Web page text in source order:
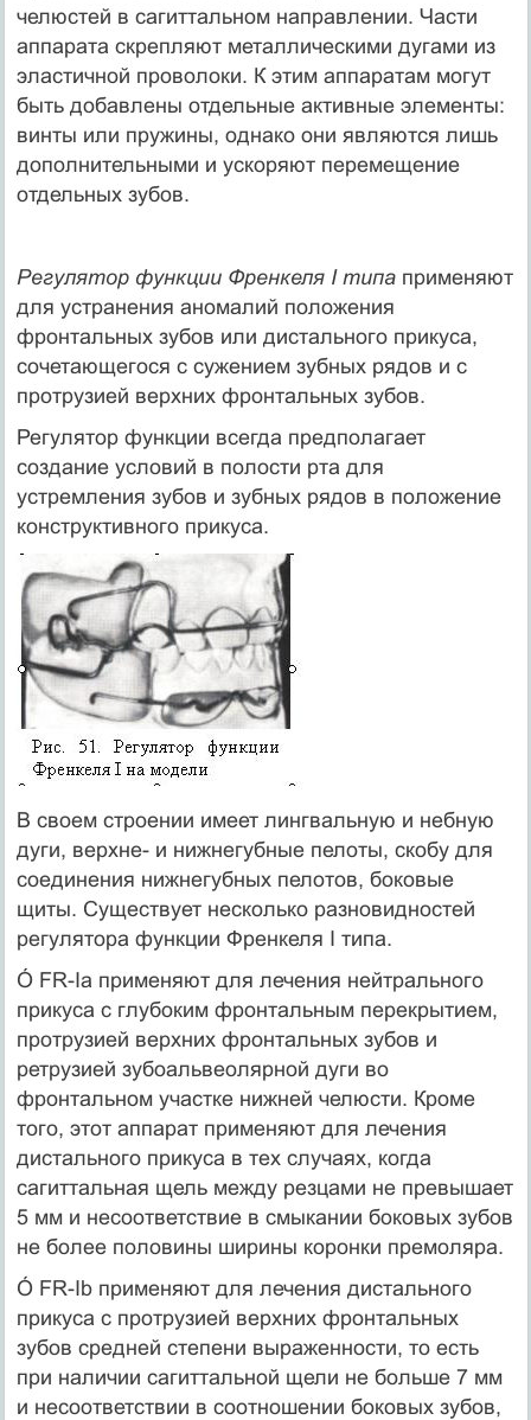
челюстей в сагиттальном направлении. Части
аппарата скрепляют металлическими дугами из
эластичной проволоки. К этим аппаратам могут
быть добавлены отдельные активные элементы:
винты или пружины, однако они являются лишь
дополнительными и ускоряют перемещение
отдельных зубов.
Регулятор функции Френкеля I типа применяют
для устранения аномалий положения
фронтальных зубов или дистального прикуса,
сочетающегося с сужением зубных рядов и с
протрузией верхних фронтальных зубов.
Регулятор функции всегда предполагает
создание условий в полости рта для
устремления зубов и зубных рядов в положение
конструктивного прикуса.
В своем строении имеет лингвальную и небную
дуги, верхне- и нижнегубные пелоты, скобу для
соединения нижнегубных пелотов, боковые
щиты. Существует несколько разновидностей
регулятора функции Френкеля I типа.
Ó FR-Ia применяют для лечения нейтрального
прикуса с глубоким фронтальным перекрытием,
протрузией верхних фронтальных зубов и
ретрузией зубоальвеолярной дуги во
фронтальном участке нижней челюсти. Кроме
того, этот аппарат применяют для лечения
дистального прикуса в тех случаях, когда
сагиттальная щель между резцами не превышает
5 мм и несоответствие в смыкании боковых зубов
не более половины ширины коронки премоляра.
Ó FR-Ib применяют для лечения дистального
прикуса с протрузией верхних фронтальных
зубов средней степени выраженности, то есть
при наличии сагиттальной щели не больше 7 мм
и несоответствии в соотношении боковых зубов,